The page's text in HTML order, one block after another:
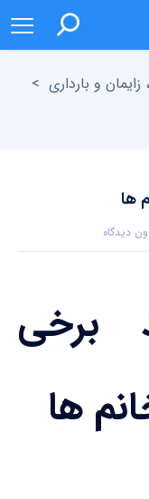
و بارداری >
ها
دیدگاه
برخی
ها